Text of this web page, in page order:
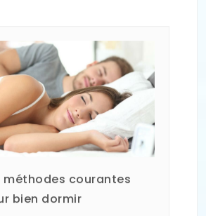
méthodes courantes
bien dormir